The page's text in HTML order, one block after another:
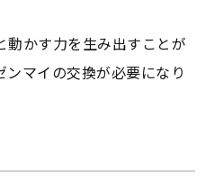
かす力を生み出すことが
マイの交換が必要になり